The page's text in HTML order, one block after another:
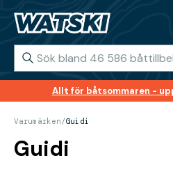
Allt för båtsommaren -
Varumärken/Guidi
Guidi